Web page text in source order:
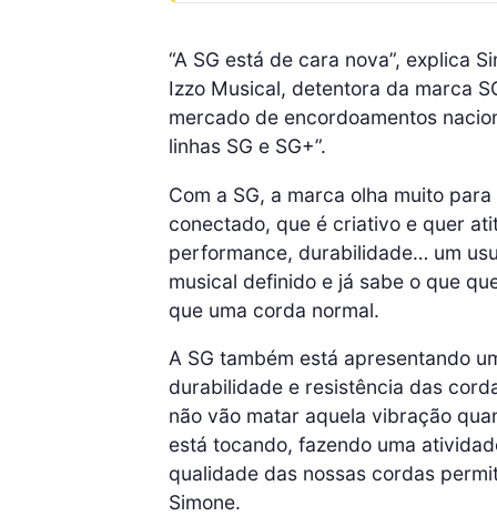
“A SG está de cara nova”, explica
Izzo Musical, detentora da marca
mercado de encordoamentos
linhas SG e SG+”.
Com a SG, a marca olha muito
conectado, que é criativo e quer
performance, durabilidade… um
musical definido e já sabe o que
que uma corda normal.
A SG também está apresentando
durabilidade e resistência das
não vão matar aquela vibração
está tocando, fazendo uma
qualidade das nossas cordas
Simone.